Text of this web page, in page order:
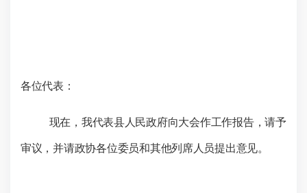
各位代表：
现在，我代表县人民政府向大会作工作报告，请予
审议，并请政协各位委员和其他列席人员提出意见。